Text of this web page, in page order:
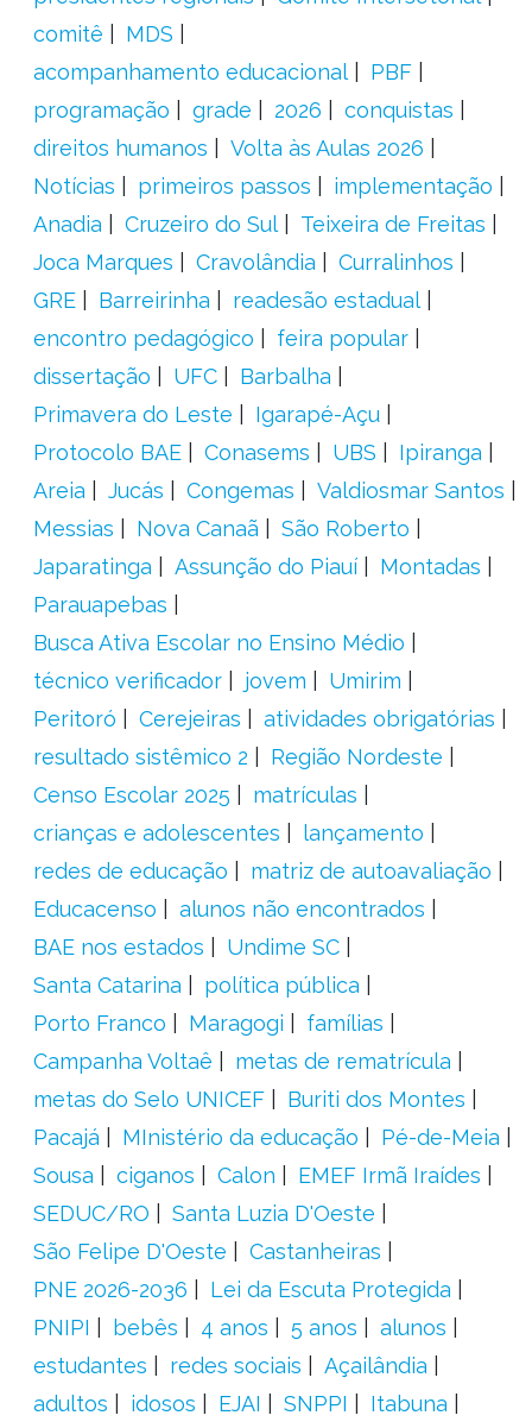
comitê
MDS
acompanhamento educacional
PBF
programação
grade 2026
conquistas
direitos humanos
Volta às Aulas 2026
Notícias
primeiros passos
implementação
Anadia
Cruzeiro do Sul
Teixeira de Freitas
Joca Marques
Cravolândia
Curralinhos
GRE
Barreirinha
readesão estadual
encontro pedagógico
feira popular
dissertação
UFC
Barbalha
Primavera do Leste
Igarapé-Açu
Protocolo BAE
Conasems UBS
Ipiranga
Areia
Jucás Congemas
Valdiosmar Santos
Messias
Nova Canaã
São Roberto
Japaratinga
Assunção do Piauí
Montadas
Parauapebas
Busca Ativa Escolar no Ensino Médio
técnico verificador
jovem
Umirim
Peritoró
Cerejeiras
atividades obrigatórias
resultado sistêmico 2
Região Nordeste
Censo Escolar 2025
matrículas
crianças e adolescentes
lançamento
redes de educação
matriz de autoavaliação
Educacenso
alunos não encontrados
BAE nos estados
Undime SC
Santa Catarina
política pública
Porto Franco
Maragogi
famílias
Campanha Voltaê
metas de rematrícula
metas do Selo UNICEF
Buriti dos Montes
Pacajá
MInistério da educação
Pé-de-Meia
Sousa
ciganos Calon
EMEF Irmã Iraídes
SEDUC/RO
Santa Luzia D'Oeste
São Felipe D'Oeste
Castanheiras
PNE 2026-2036
Lei da Escuta Protegida
PNIPI
bebês 4 anos 5 anos
alunos
estudantes
redes sociais
Açailândia
adultos
idosos EJAI SNPPI
Itabuna